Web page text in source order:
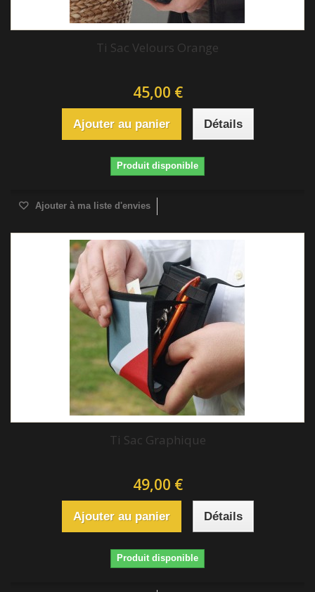
Ti Sac Velours Orange
45,00 €
Ajouter au panier Détails
Produit disponible
Ajouter à ma liste d'envies
Ti Sac Graphique
49,00 €
Ajouter au panier Détails
Produit disponible